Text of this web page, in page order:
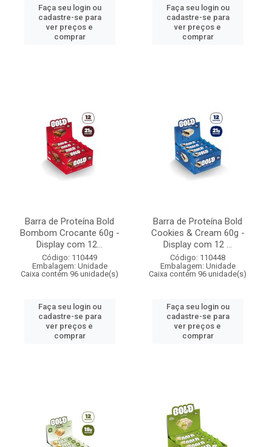
Faça seu login ou
cadastre-se para
ver preços e
comprar
Faça seu login ou
cadastre-se para
ver preços e
comprar
Barra de Proteína Bold
Bombom Crocante 60g -
Display com 12...
Código: 110449
Embalagem: Unidade
Caixa contém 96 unidade(s)
Faça seu login ou
cadastre-se para
ver preços e
comprar
Barra de Proteína Bold
Cookies & Cream 60g -
Display com 12 ...
Código: 110448
Embalagem: Unidade
Caixa contém 96 unidade(s)
Faça seu login ou
cadastre-se para
ver preços e
comprar